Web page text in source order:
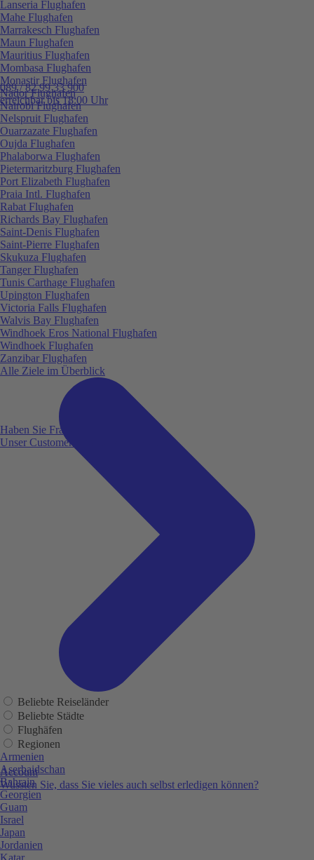
089 / 82 99 33 900
erreichbar bis 18:00 Uhr
Haben Sie Fragen?
Unser Customer Service ist für Sie da!
Account
Wussten Sie, dass Sie vieles auch selbst erledigen können?
Lanseria Flughafen
Mahe Flughafen
Marrakesch Flughafen
Maun Flughafen
Mauritius Flughafen
Mombasa Flughafen
Monastir Flughafen
Nador Flughafen
Nairobi Flughafen
Nelspruit Flughafen
Ouarzazate Flughafen
Oujda Flughafen
Phalaborwa Flughafen
Pietermaritzburg Flughafen
Port Elizabeth Flughafen
Praia Intl. Flughafen
Rabat Flughafen
Richards Bay Flughafen
Saint-Denis Flughafen
Saint-Pierre Flughafen
Skukuza Flughafen
Tanger Flughafen
Tunis Carthage Flughafen
Upington Flughafen
Victoria Falls Flughafen
Walvis Bay Flughafen
Windhoek Eros National Flughafen
Windhoek Flughafen
Zanzibar Flughafen
Alle Ziele im Überblick
Beliebte Reiseländer
Beliebte Städte
Flughäfen
Regionen
Armenien
Aserbaidschan
Bahrain
Georgien
Guam
Israel
Japan
Jordanien
Katar